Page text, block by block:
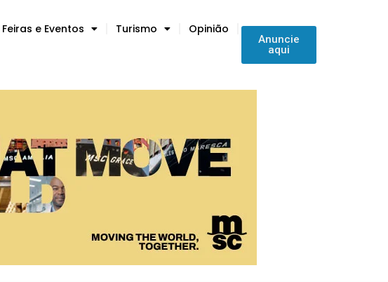
Feiras e Eventos Turismo Opinião
Anuncie
aqui